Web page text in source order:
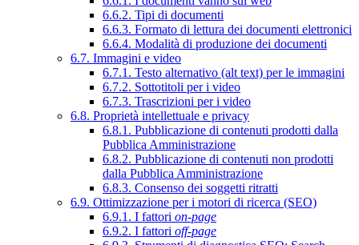
6.6.2. Tipi di documenti
6.6.3. Formato di lettura dei documenti elettronici
6.6.4. Modalità di produzione dei documenti
6.7. Immagini e video
6.7.1. Testo alternativo (alt text) per le immagini
6.7.2. Sottotitoli per i video
6.7.3. Trascrizioni per i video
6.8. Proprietà intellettuale e privacy
6.8.1. Pubblicazione di contenuti prodotti dalla
Pubblica Amministrazione
6.8.2. Pubblicazione di contenuti non prodotti
dalla Pubblica Amministrazione
6.8.3. Consenso dei soggetti ritratti
6.9. Ottimizzazione per i motori di ricerca (SEO)
6.9.1. I fattori on-page
6.9.2. I fattori off-page